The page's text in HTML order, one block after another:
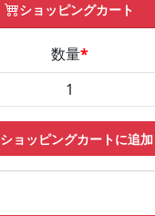
ショッピングカート
数量*
ショッピングカートに追加